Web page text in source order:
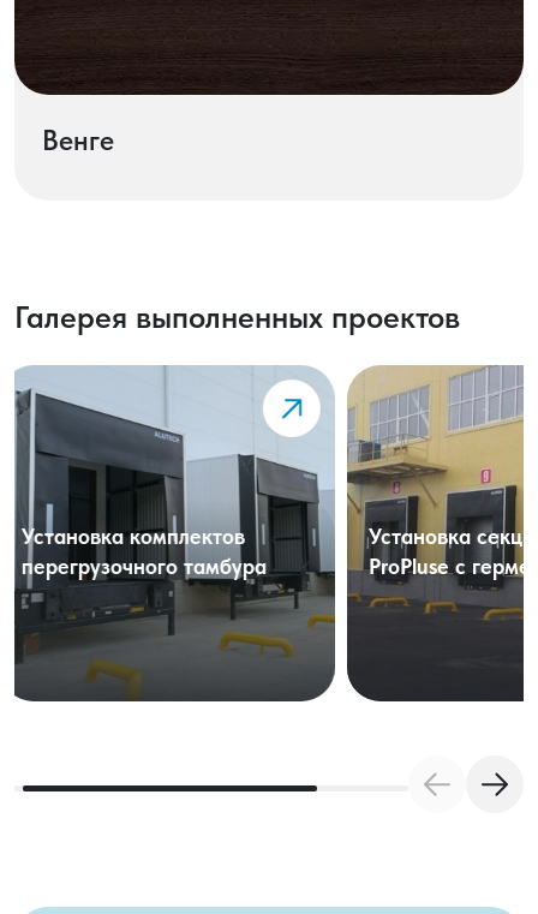
Венге
Галерея выполненных проектов
Установка комплектов
перегрузочного тамбура
Установка
ProPluse с